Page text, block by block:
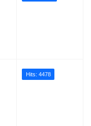
Hits: 4478